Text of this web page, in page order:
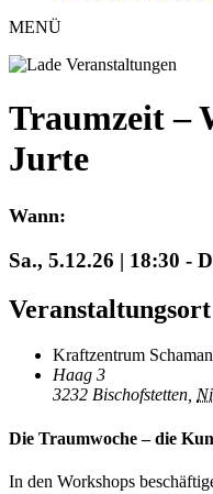
MENÜ
Traumzeit –
Jurte
Wann:
Sa., 5.12.26 | 18:30 -
Veranstaltungsort
Kraftzentrum
Haag 3
3232 Bischofstetten,
Die Traumwoche – die
In den Workshops